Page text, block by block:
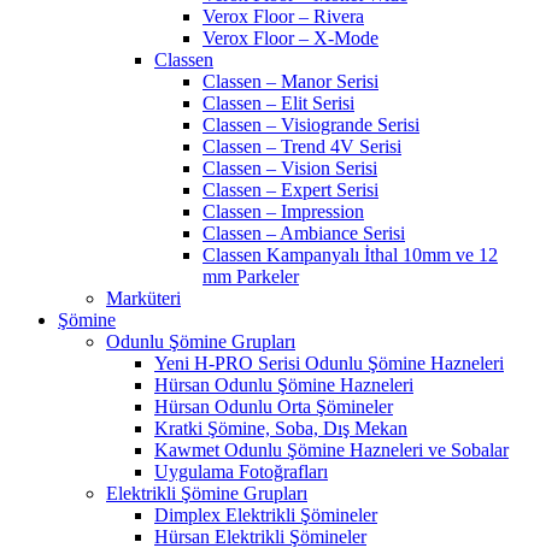
Verox Floor – Rivera
Verox Floor – X-Mode
Classen
Classen – Manor Serisi
Classen – Elit Serisi
Classen – Visiogrande Serisi
Classen – Trend 4V Serisi
Classen – Vision Serisi
Classen – Expert Serisi
Classen – Impression
Classen – Ambiance Serisi
Classen Kampanyalı İthal 10mm ve 12
mm Parkeler
Marküteri
Şömine
Odunlu Şömine Grupları
Yeni H-PRO Serisi Odunlu Şömine Hazneleri
Hürsan Odunlu Şömine Hazneleri
Hürsan Odunlu Orta Şömineler
Kratki Şömine, Soba, Dış Mekan
Kawmet Odunlu Şömine Hazneleri ve Sobalar
Uygulama Fotoğrafları
Elektrikli Şömine Grupları
Dimplex Elektrikli Şömineler
Hürsan Elektrikli Şömineler